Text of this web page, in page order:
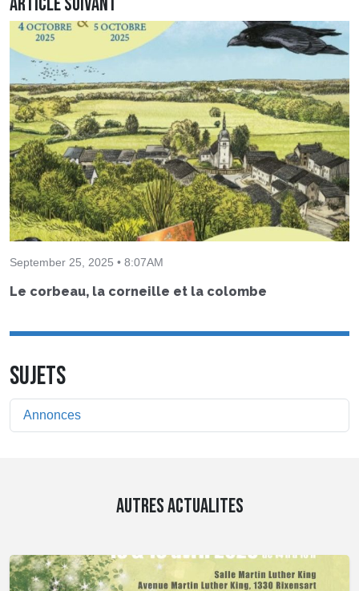
September 25, 2025 • 8:07AM
Le corbeau, la corneille et la colombe
SUJETS
Annonces
AUTRES ACTUALITES